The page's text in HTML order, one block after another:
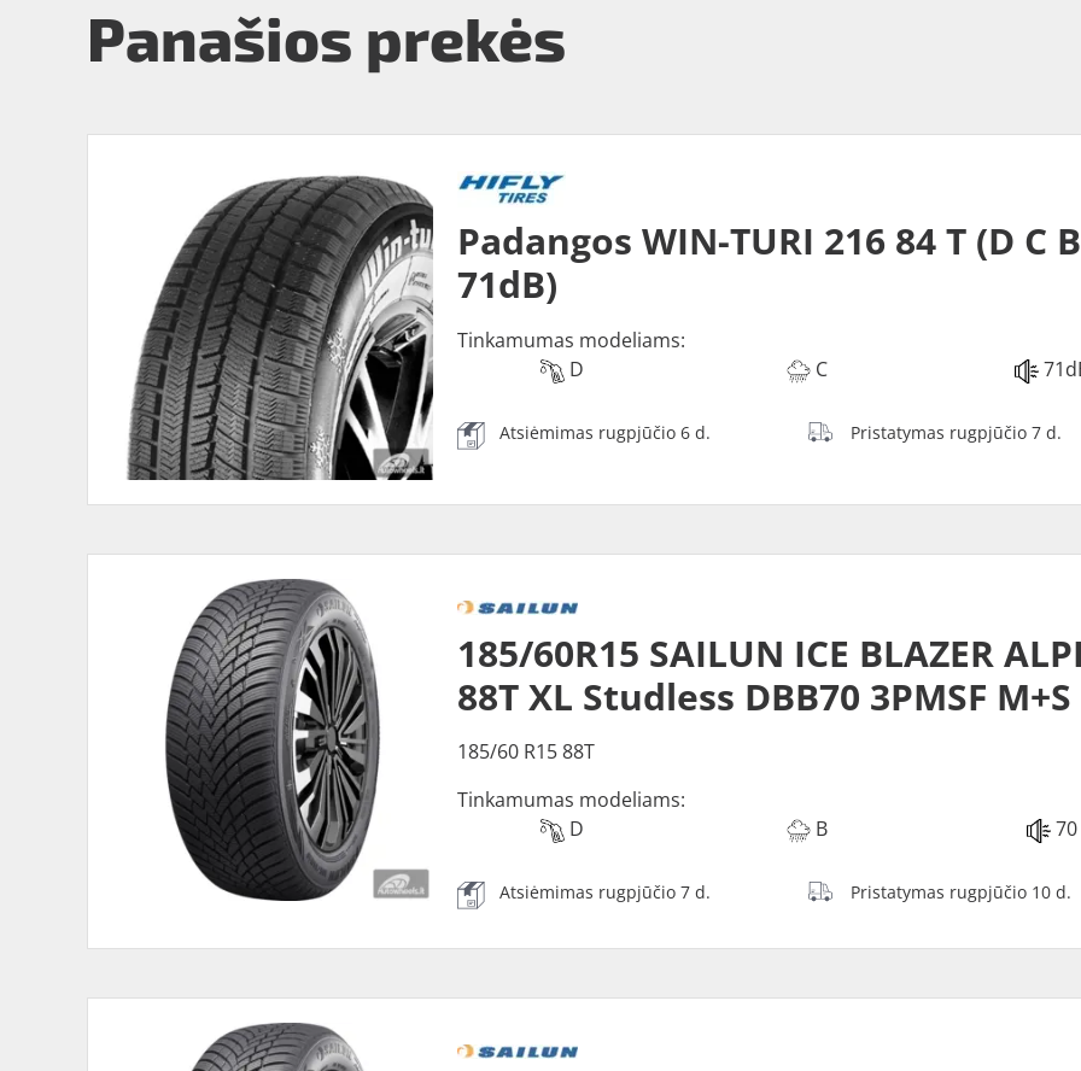
Panašios prekės
Padangos WIN-TURI 216 84 T (D C B
71dB)
Tinkamumas modeliams:
D
C
Atsiėmimas rugpjūčio 6 d. Pristatymas rugpjūčio 7 d.
185/60R15 SAILUN ICE BLAZER
88T XL Studless DBB70 3PMSF M+S
185/60 R15 88T
Tinkamumas modeliams:
D
B 70
Atsiėmimas rugpjūčio 7 d. Pristatymas rugpjūčio 10 d.